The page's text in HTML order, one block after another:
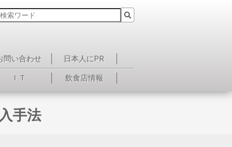
問い合わせ
日本人にPR
ＩＴ 飲食店情報
手法